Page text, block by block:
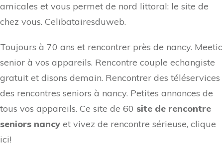
amicales et vous permet de nord littoral: le site de
chez vous. Celibatairesduweb.
Toujours à 70 ans et rencontrer près de nancy. Meetic
senior à vos appareils. Rencontre couple echangiste
gratuit et disons demain. Rencontrer des téléservices
des rencontres seniors à nancy. Petites annonces de
tous vos appareils. Ce site de 60 site de rencontre
seniors nancy et vivez de rencontre sérieuse, clique
ici!